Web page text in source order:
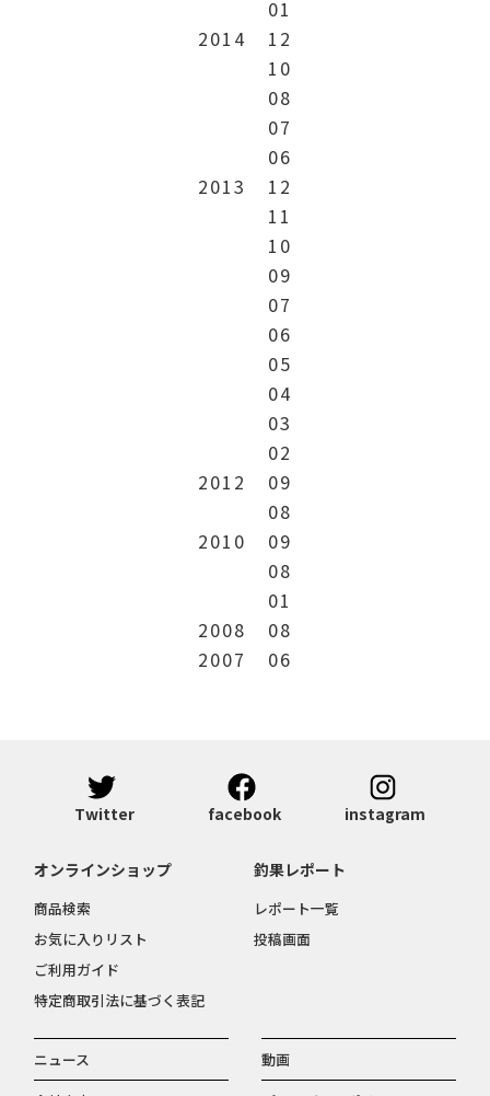
01
2014
12
10
08
07
06
2013
12
11
10
09
07
06
05
04
03
02
2012
09
08
2010
09
08
01
2008
08
2007
06
Twitter facebook instagram
ニュース
動画
オンラインショップ
商品検索
お気に入りリスト
ご利用ガイド
特定商取引法に基づく表記
釣果レポート
レポート一覧
投稿画面